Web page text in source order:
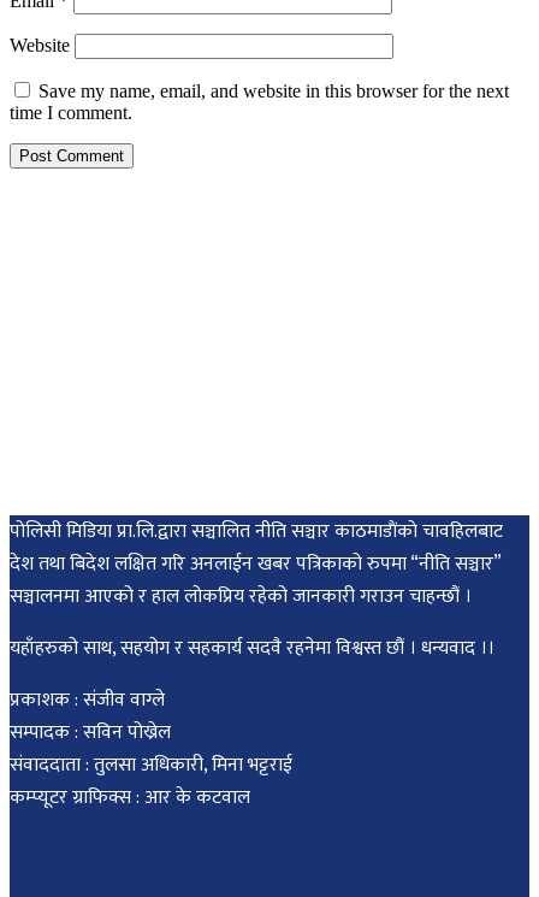
Website
Save my name, email, and website in this browser for the next
time I comment.
पोलिसी मिडिया प्रा.लि.द्वारा सञ्चालित नीति सञ्चार काठमाडाैंकाे चावहिलबाट
देश तथा बिदेश लक्षित गरि अनलाईन खबर पत्रिकाको रुपमा “नीति सञ्चार”
सञ्चालनमा आएको र हाल लोकप्रिय रहेको जानकारी गराउन चाहन्छौं ।
यहाँहरुको साथ, सहयोग र सहकार्य सदवै रहनेमा विश्वस्त छौं । धन्यवाद ।।
प्रकाशक : संजीव वाग्ले
सम्पादक : सविन पोख्रेल
संवाददाता : तुलसा अधिकारी, मिना भट्टराई
कम्प्यूटर ग्राफिक्स : आर के कटवाल